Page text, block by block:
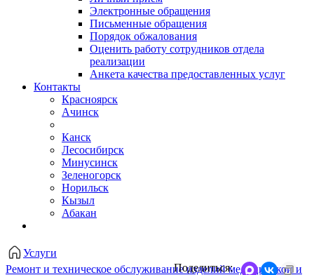
Электронные обращения
Письменные обращения
Порядок обжалования
Оценить работу сотрудников отдела
реализации
Анкета качества предоставленных услуг
Контакты
Красноярск
Ачинск
Канск
Лесосибирск
Минусинск
Зеленогорск
Норильск
Кызыл
Абакан
Услуги
Ремонт и техническое обслуживание изделий медицинской и
Поделиться: